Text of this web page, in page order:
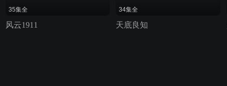
35集全
风云1911
34集全
天底良知